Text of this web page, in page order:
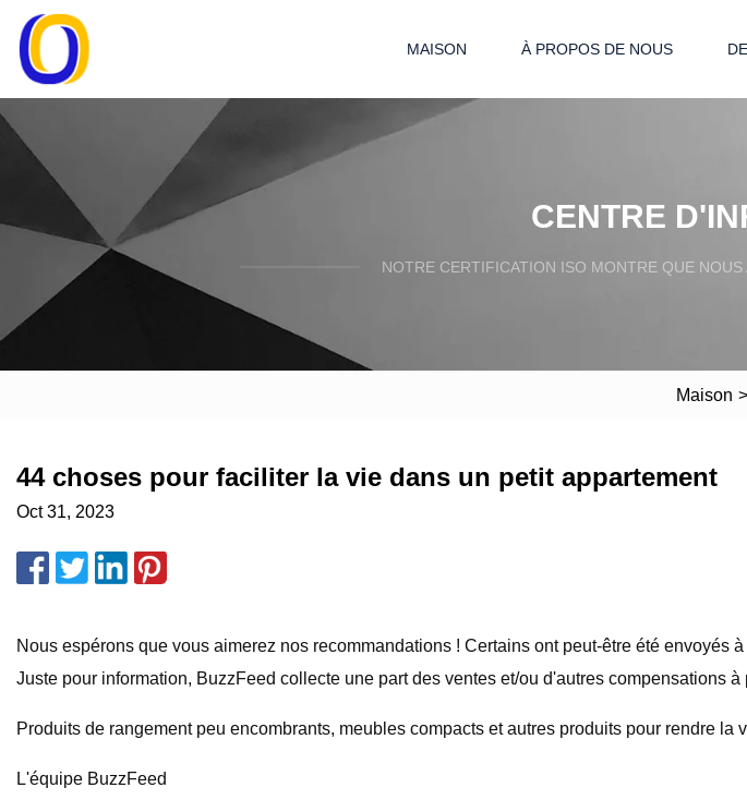
MAISON À PROPOS DE NOUS
CENTRE
NOTRE CERTIFICATION ISO MONTRE QUE
Maison >
44 choses pour faciliter la vie dans un petit appartement
Oct 31, 2023
Nous espérons que vous aimerez nos recommandations ! Certains ont peut-être été
Juste pour information, BuzzFeed collecte une part des ventes et/ou d'autres compensations
Produits de rangement peu encombrants, meubles compacts et autres produits pour rendre la
L'équipe BuzzFeed